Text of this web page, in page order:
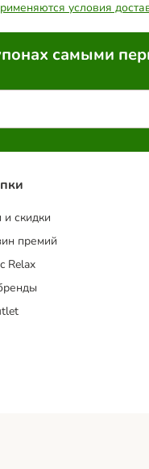
условия
самыми
скидки
премий
Relax